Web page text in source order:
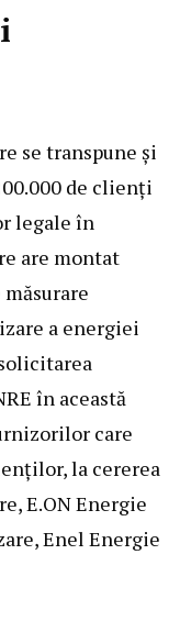
se transpune și
de clienți
legale în
are montat
a energiei
în această
care
la cererea
E.ON Energie
Enel Energie